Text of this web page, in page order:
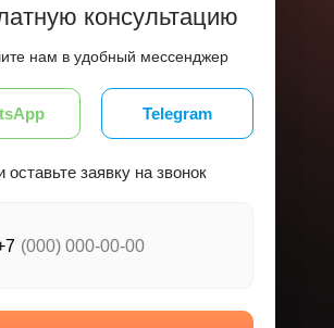
консультацию
нам в удобный мессенджер
Telegram
оставьте заявку на звонок